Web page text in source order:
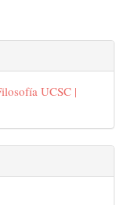
UCSC |